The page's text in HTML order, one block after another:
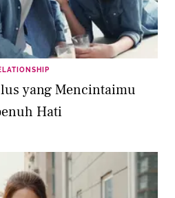
yang Mencintaimu
Hati